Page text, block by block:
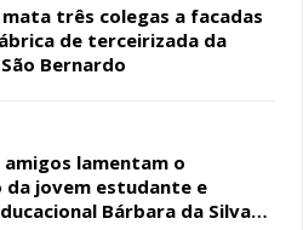
três colegas a facadas
de terceirizada da
Bernardo
amigos lamentam o
da jovem estudante e
Bárbara da Silva